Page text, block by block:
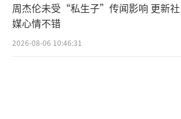
周杰伦未受“私生子”传闻影响 更新社
媒心情不错
2026-08-06 10:46:31